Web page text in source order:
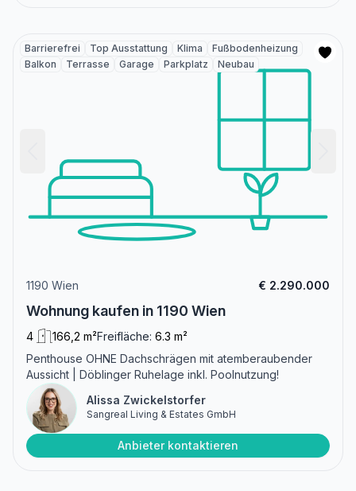
Barrierefrei Top Ausstattung Klima
Fußbodenheizung
Balkon
Terrasse Garage Parkplatz Neubau
1190 Wien € 2.290.000
Wohnung kaufen in 1190 Wien
4 166,2 m²Freifläche: 6.3 m²
Penthouse OHNE Dachschrägen mit atemberaubender
Aussicht | Döblinger Ruhelage inkl. Poolnutzung!
Alissa Zwickelstorfer
Sangreal Living & Estates GmbH
Anbieter kontaktieren